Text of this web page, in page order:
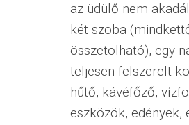
az üdülő nem
két szoba
összetolható), egy
teljesen felszerelt
hűtő, kávéfőző,
eszközök, edények,